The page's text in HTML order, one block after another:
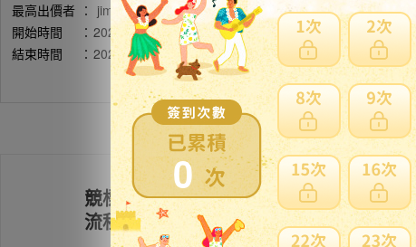
0
最高出價者 ： jim******** / 評價:122
開始時間
： 2026年05月15日 07時38分(台灣時間)
結束時間
： 2026年05月17日 19時38分(台灣時間)
競標
流程
註冊會員